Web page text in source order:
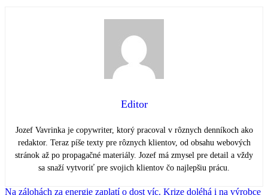
Editor
Jozef Vavrinka je copywriter, ktorý pracoval v rôznych denníkoch ako
redaktor. Teraz píše texty pre rôznych klientov, od obsahu webových
stránok až po propagačné materiály. Jozef má zmysel pre detail a vždy
sa snaží vytvoriť pre svojich klientov čo najlepšiu prácu.
Na zálohách za energie zaplatí o dost víc. Krize doléhá i na výrobce